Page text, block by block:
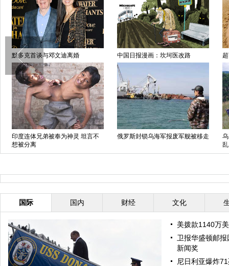
默多克首谈与邓文迪离婚 中国日报漫画：坎坷医改路
印度连体兄弟被奉为神灵 坦言不
想被分离
俄罗斯封锁乌海军报废军舰被移走
国际 国内 财经 文化
美拨款1140万
卫报华盛顿邮
新闻奖
尼日利亚爆炸